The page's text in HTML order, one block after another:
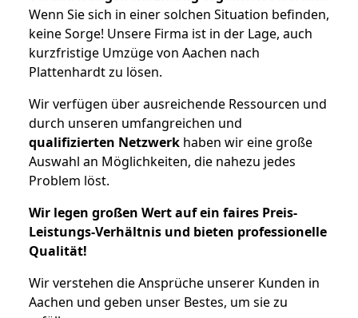
Wenn Sie sich in einer solchen Situation befinden,
keine Sorge! Unsere Firma ist in der Lage, auch
kurzfristige Umzüge von Aachen nach
Plattenhardt zu lösen.
Wir verfügen über ausreichende Ressourcen und
durch unseren umfangreichen und
qualifizierten Netzwerk haben wir eine große
Auswahl an Möglichkeiten, die nahezu jedes
Problem löst.
Wir legen großen Wert auf ein faires Preis-
Leistungs-Verhältnis und bieten professionelle
Qualität!
Wir verstehen die Ansprüche unserer Kunden in
Aachen und geben unser Bestes, um sie zu